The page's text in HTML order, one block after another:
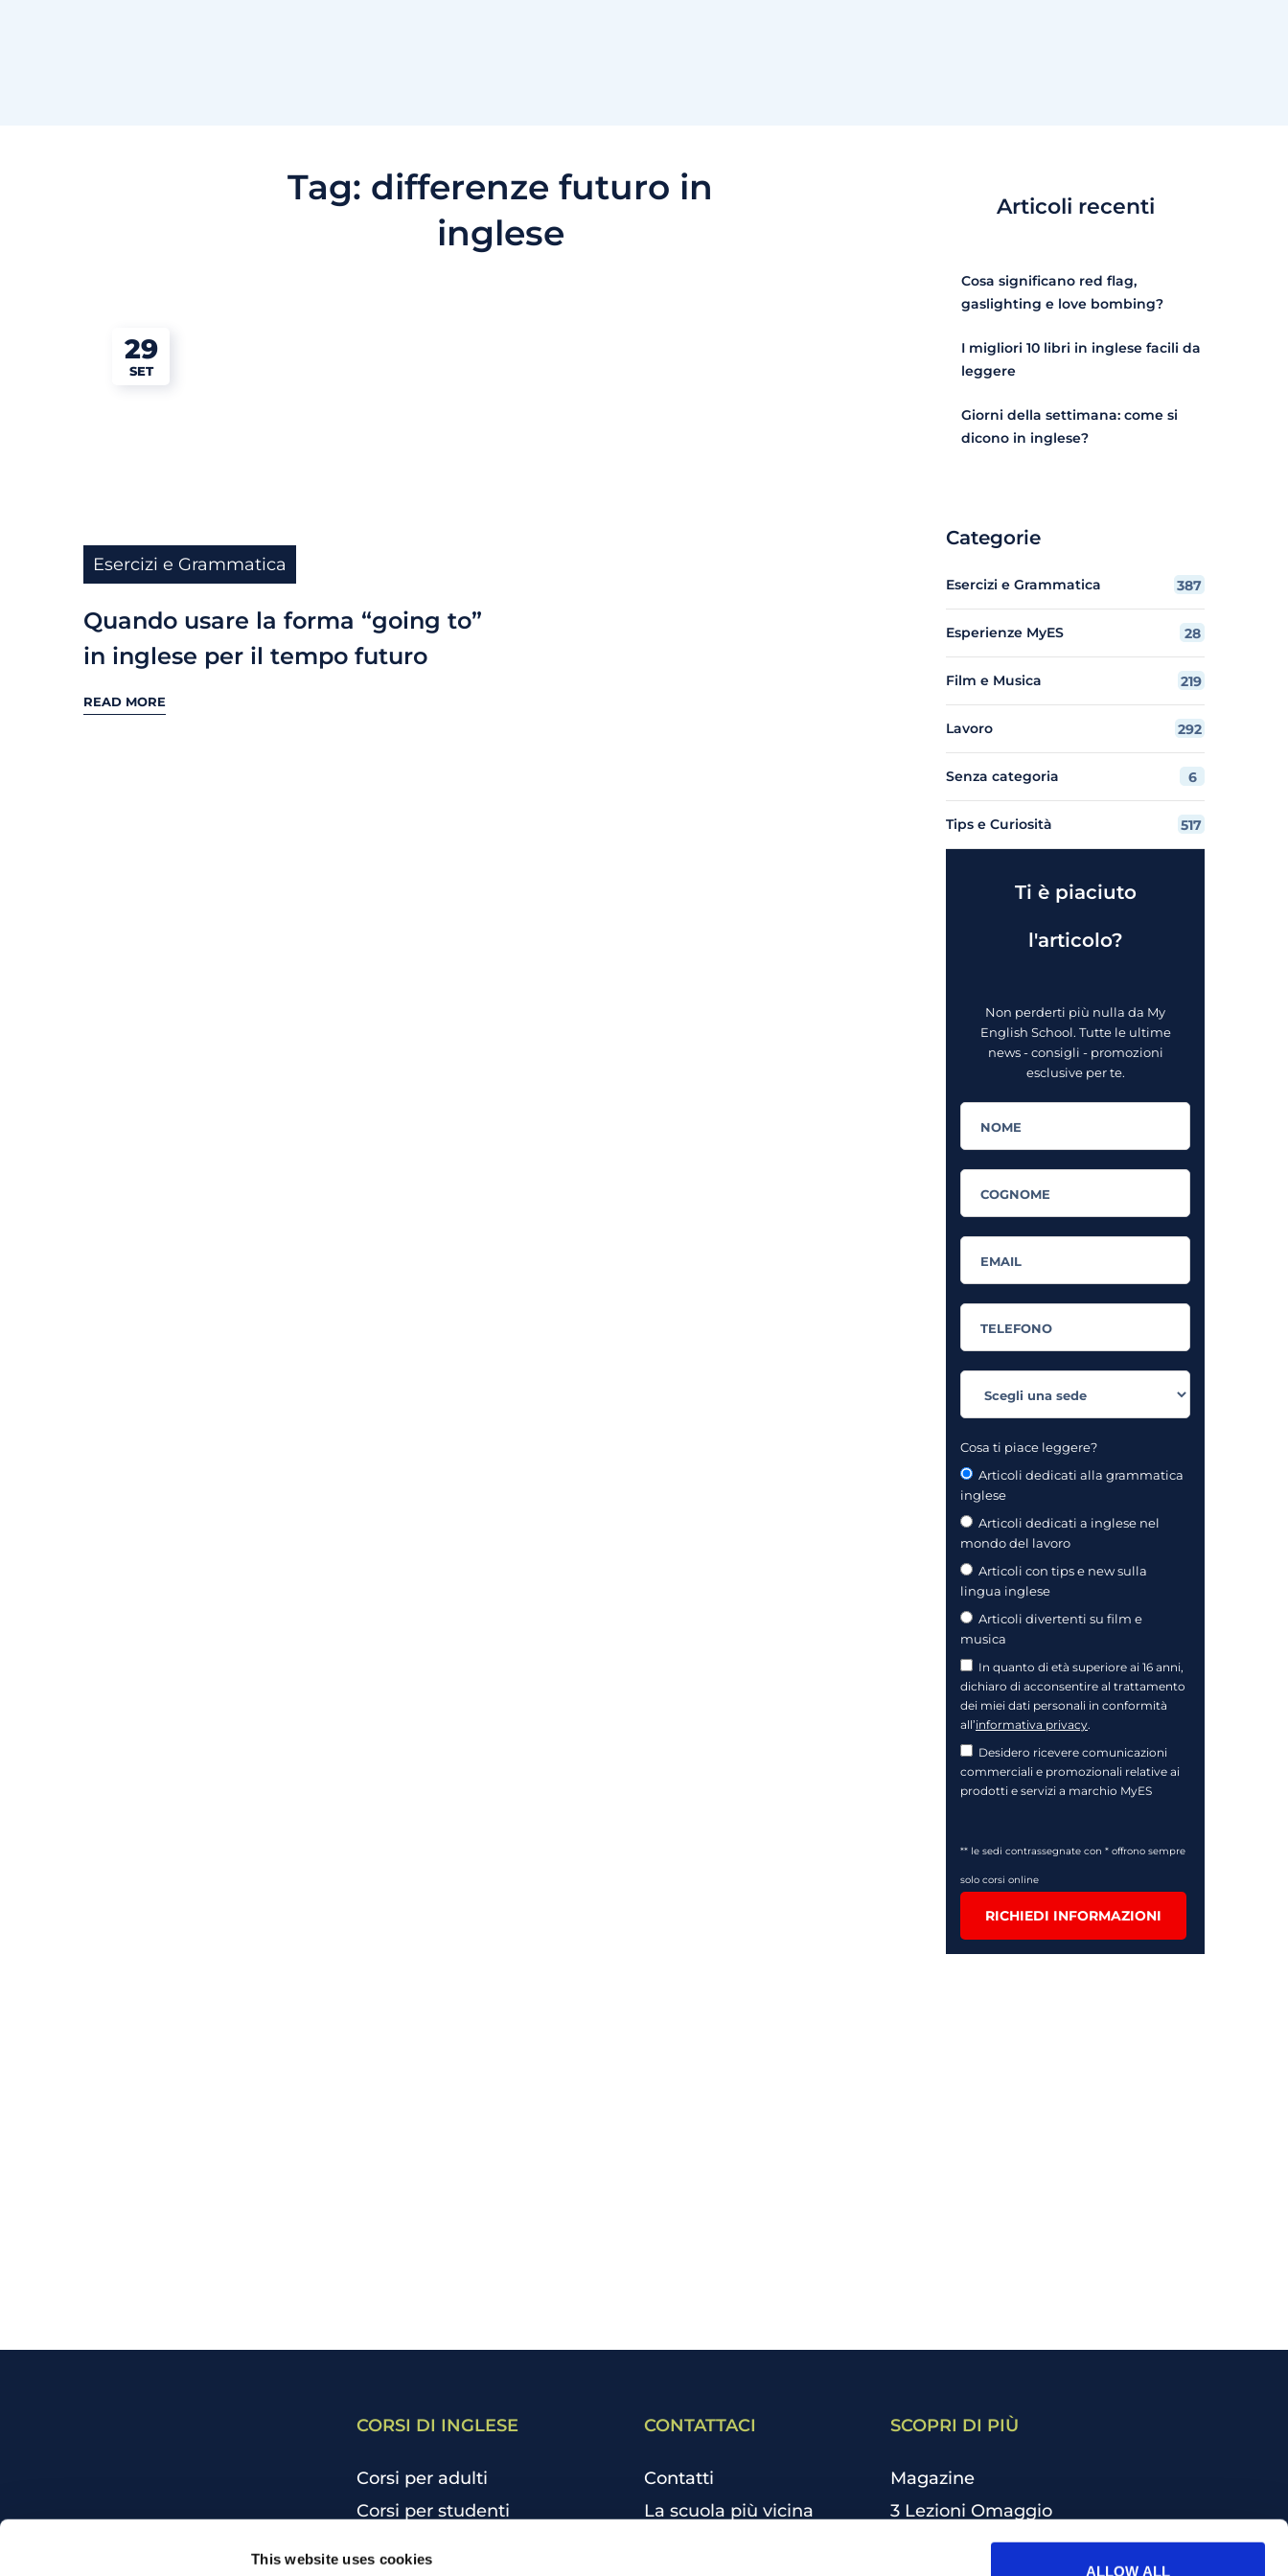
This website uses cookies
ALLOW ALL
Tag: differenze futuro in
inglese
29
SET
Esercizi e Grammatica
Quando usare la forma “going to”
in inglese per il tempo futuro
READ MORE
Articoli recenti
Cosa significano red flag,
gaslighting e love bombing?
I migliori 10 libri in inglese facili da
leggere
Giorni della settimana: come si
dicono in inglese?
Categorie
Esercizi e Grammatica 387
Esperienze MyES 28
Film e Musica 219
Lavoro 292
Senza categoria 6
Tips e Curiosità 517
Ti è piaciuto
l'articolo?
Non perderti più nulla da My
English School. Tutte le ultime
news - consigli - promozioni
esclusive per te.
Cosa ti piace leggere?
Articoli dedicati alla grammatica
inglese
Articoli dedicati a inglese nel
mondo del lavoro
Articoli con tips e new sulla
lingua inglese
Articoli divertenti su film e
musica
In quanto di età superiore ai 16 anni,
dichiaro di acconsentire al trattamento
dei miei dati personali in conformità
all’informativa privacy.
Desidero ricevere comunicazioni
commerciali e promozionali relative ai
prodotti e servizi a marchio MyES
** le sedi contrassegnate con * offrono sempre
solo corsi online
RICHIEDI INFORMAZIONI
CORSI DI INGLESE
Corsi per adulti
Corsi per studenti
CONTATTACI
Contatti
La scuola più vicina
SCOPRI DI PIÙ
Magazine
3 Lezioni Omaggio